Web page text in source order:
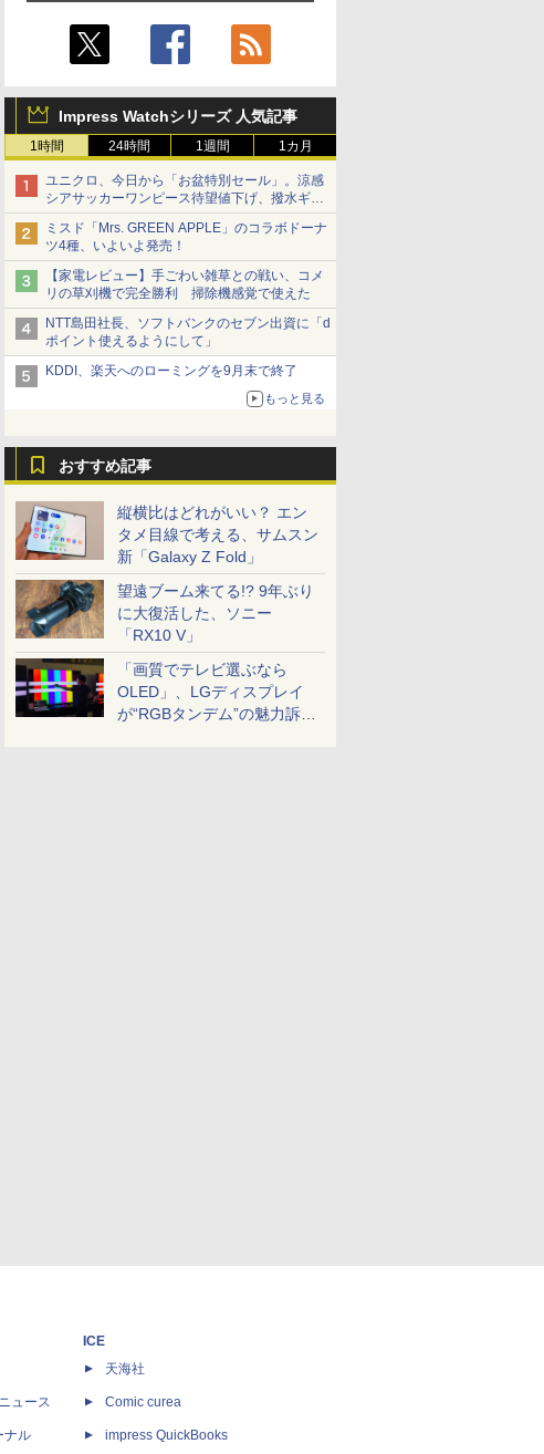
Impress Watchシリーズ 人気記事
1時間 24時間 1週間 1カ月
ユニクロ、今日から「お盆特別セール」。涼感
シアサッカーワンピース待望値下げ、撥水ギア
ショーツは1990円に
ミスド「Mrs. GREEN APPLE」のコラボドーナ
ツ4種、いよいよ発売！
【家電レビュー】手ごわい雑草との戦い、コメ
リの草刈機で完全勝利 掃除機感覚で使えた
NTT島田社長、ソフトバンクのセブン出資に「d
ポイント使えるようにして」
KDDI、楽天へのローミングを9月末で終了
もっと見る
おすすめ記事
縦横比はどれがいい？ エン
タメ目線で考える、サムスン
新「Galaxy Z Fold」
望遠ブーム来てる!? 9年ぶり
に大復活した、ソニー
「RX10 V」
「画質でテレビ選ぶなら
OLED」、LGディスプレイ
が“RGBタンデム”の魅力訴
ュース
ナル
ICE
天海社
Comic curea
impress QuickBooks